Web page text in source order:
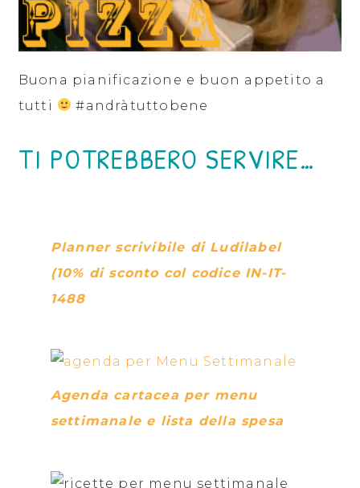
Buona pianificazione e buon appetito a
tutti
#andràtuttobene
TI POTREBBERO SERVIRE…
Planner scrivibile di Ludilabel
(10% di sconto col codice IN-IT-
1488
Agenda cartacea per menu
settimanale e lista della spesa